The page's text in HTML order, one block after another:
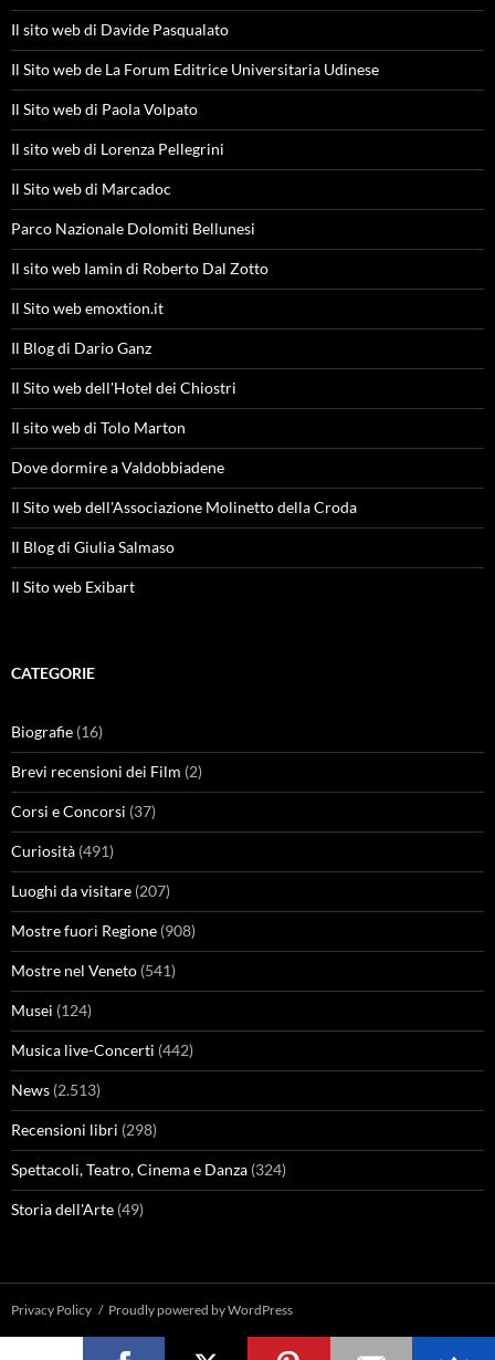
Il sito web di Davide Pasqualato
Il Sito web de La Forum Editrice Universitaria Udinese
Il Sito web di Paola Volpato
Il sito web di Lorenza Pellegrini
Il Sito web di Marcadoc
Parco Nazionale Dolomiti Bellunesi
Il sito web Iamin di Roberto Dal Zotto
Il Sito web emoxtion.it
Il Blog di Dario Ganz
Il Sito web dell'Hotel dei Chiostri
Il sito web di Tolo Marton
Dove dormire a Valdobbiadene
Il Sito web dell'Associazione Molinetto della Croda
Il Blog di Giulia Salmaso
Il Sito web Exibart
CATEGORIE
Biografie (16)
Brevi recensioni dei Film (2)
Corsi e Concorsi (37)
Curiosità (491)
Luoghi da visitare (207)
Mostre fuori Regione (908)
Mostre nel Veneto (541)
Musei (124)
Musica live-Concerti (442)
News (2.513)
Recensioni libri (298)
Spettacoli, Teatro, Cinema e Danza (324)
Storia dell'Arte (49)
Privacy Policy Proudly powered by WordPress